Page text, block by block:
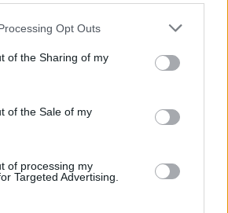
website/app uses one or more Google
or usage behaviour. You may click to
to Google and its third-party tags to
specified purposes in below Google
Opt Outs
of the Sharing of my
of the Sale of my
of processing my
Targeted Advertising.
- Könyvajánló
26.
leírásokkal, ami körbevezet
kortárs kézműves tervezők eddig
A Makers of
válogatja ki és gyűjti egy
tervezőket és mutatja be